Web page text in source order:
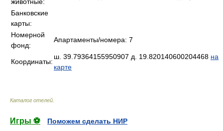
Банковские
карты:
Номерной
фонд:
Апартаменты/номера: 7
Координаты:
ш. 39.79364155950907 д. 19.820140600204468 на
карте
Каталог отелей
Игры ⚽
Поможем сделать НИР